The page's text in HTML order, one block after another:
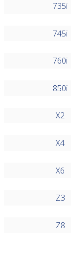
735i
745i
760i
850i
X2
X4
X6
Z3
Z8